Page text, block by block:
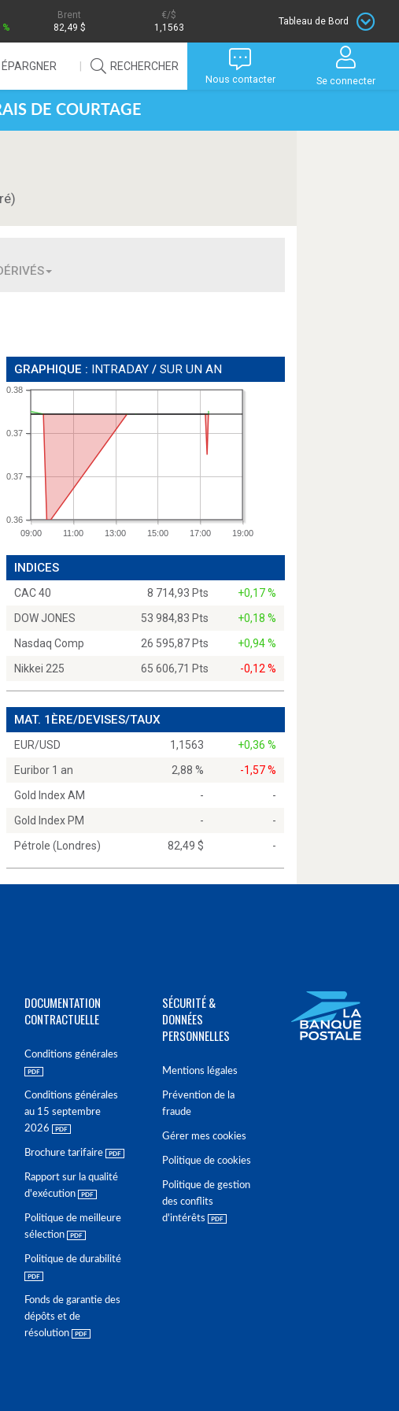
Brent
82,49 $
/$
1,1563
Tableau de Bord
ÉPARGNER RECHERCHER
Nous contacter Se connecter
DE COURTAGE
GRAPHIQUE : INTRADAY /SUR UN AN
09:00 11:00 13:00 15:00 17:00 19:00
0.36
0.37
0.37
0.38
INDICES
CAC 40 8 714,93 Pts
+0,17 %
DOW JONES
53 984,83 Pts
+0,18 %
Nasdaq Comp
26 595,87 Pts
+0,94 %
Nikkei 225
65 606,71 Pts -0,12 %
MAT. 1ÈRE/DEVISES/TAUX
EUR/USD 1,1563
+0,36 %
Euribor 1 an
2,88 %
-1,57 %
Gold Index AM
-
-
Gold Index PM
-
-
Pétrole (Londres)
82,49 $ -
DOCUMENTATION
CONTRACTUELLE
Conditions générales
Conditions générales
au 15 septembre
2026
Brochure tarifaire
Rapport sur la qualité
d'exécution
Politique de meilleure
sélection
Politique de durabilité
Fonds de garantie des
dépôts et de
résolution
SÉCURITÉ &
DONNÉES
PERSONNELLES
Mentions légales
Prévention de la
fraude
Gérer mes cookies
Politique de cookies
Politique de gestion
des conflits
d'intérêts